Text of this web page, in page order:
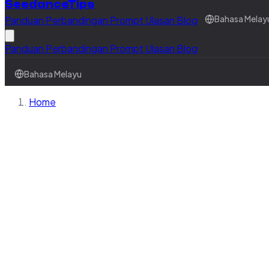
SeedanceTips
Panduan Perbandingan Prompt Ulasan Blog Bahasa
Panduan Perbandingan Prompt Ulasan Blog
Bahasa Melayu
Home